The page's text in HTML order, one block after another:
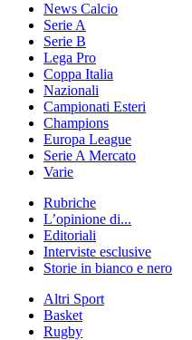
News Calcio
Serie A
Serie B
Lega Pro
Coppa Italia
Nazionali
Campionati Esteri
Champions
Europa League
Serie A Mercato
Varie
Rubriche
L’opinione di...
Editoriali
Interviste esclusive
Storie in bianco e nero
Altri Sport
Basket
Rugby